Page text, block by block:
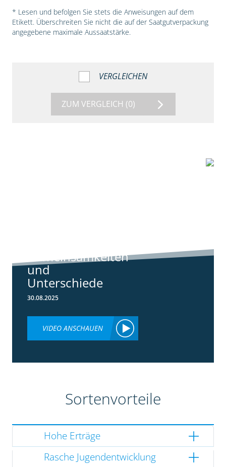
* Lesen und befolgen Sie stets die Anweisungen auf dem
Etikett. Überschreiten Sie nicht die auf der Saatgutverpackung
angegebene maximale Aussaatstärke.
VERGLEICHEN
ZUM VERGLEICH (0)
Gemeinsamkeiten
und
Unterschiede
30.08.2025
VIDEO ANSCHAUEN
Sortenvorteile
Hohe Erträge
Rasche Jugendentwicklung